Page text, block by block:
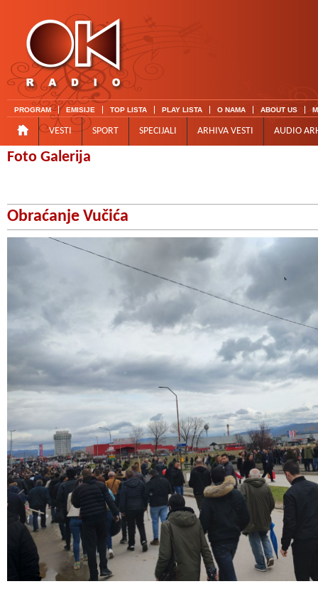
PROGRAM EMISIJE TOP LISTA PLAY LISTA O NAMA ABOUT US
VESTI SPORT SPECIJALI ARHIVA VESTI AUDIO
Foto Galerija
Obraćanje Vučića